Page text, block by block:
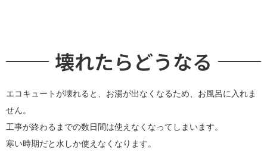
壊れたらどうなる
エコキュートが壊れると、お湯が出なくなるため、お風呂に入れま
せん。
工事が終わるまでの数日間は使えなくなってしまいます。
寒い時期だと水しか使えなくなります。